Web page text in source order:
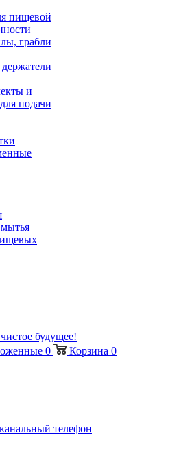
пищевой
грабли
и
подачи
0 Корзина 0
телефон